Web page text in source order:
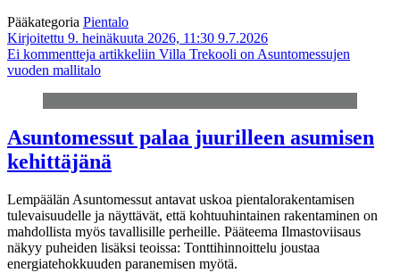
Pääkategoria Pientalo
Kirjoitettu 9. heinäkuuta 2026, 11:30 9.7.2026
Ei kommentteja artikkeliin Villa Trekooli on Asuntomessujen
vuoden mallitalo
Asuntomessut palaa juurilleen asumisen
kehittäjänä
Lempäälän Asuntomessut antavat uskoa pientalorakentamisen
tulevaisuudelle ja näyttävät, että kohtuuhintainen rakentaminen on
mahdollista myös tavallisille perheille. Pääteema Ilmastoviisaus
näkyy puheiden lisäksi teoissa: Tonttihinnoittelu joustaa
energiatehokkuuden paranemisen myötä.